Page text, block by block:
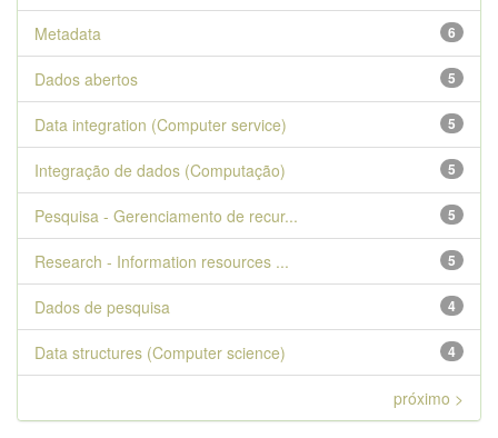
6
Metadata
5
Dados abertos
5
Data integration (Computer service)
5
Integração de dados (Computação)
5
Pesquisa - Gerenciamento de recur...
5
Research - Information resources ...
4
Dados de pesquisa
4
Data structures (Computer science)
próximo >